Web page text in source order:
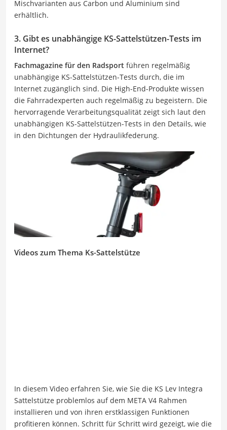
Mischvarianten aus Carbon und Aluminium sind
erhältlich.
3. Gibt es unabhängige KS-Sattelstützen-Tests im
Internet?
Fachmagazine für den Radsport führen regelmäßig
unabhängige KS-Sattelstützen-Tests durch, die im
Internet zugänglich sind. Die High-End-Produkte wissen
die Fahrradexperten auch regelmäßig zu begeistern. Die
hervorragende Verarbeitungsqualität zeigt sich laut den
unabhängigen KS-Sattelstützen-Tests in den Details, wie
in den Dichtungen der Hydraulikfederung.
Videos zum Thema Ks-Sattelstütze
In diesem Video erfahren Sie, wie Sie die KS Lev Integra
Sattelstütze problemlos auf dem META V4 Rahmen
installieren und von ihren erstklassigen Funktionen
profitieren können. Schritt für Schritt wird gezeigt, wie die